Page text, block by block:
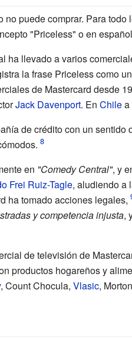
puede comprar. Para todo
"Priceless" o en
ha llevado a varios
la frase Priceless como
de Mastercard desde
Jack Davenport. En Chilea
de crédito con un sentido
en "Comedy Central", y
Frei Ruiz-Tagle, aludiendo a
ha tomado acciones legales,
y competencia injusta,
de televisión de
productos hogareños y
, Count Chocula, Vlasic,